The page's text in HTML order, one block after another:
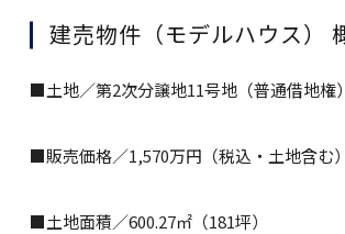
建売物件（モデルハウス）
■土地／第2次分譲地11号地（普通借地権）
■販売価格／1,570万円（税込・土地含む）
■土地面積／600.27㎡（181坪）